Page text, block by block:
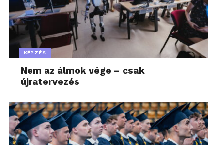
KÉPZÉS
Nem az álmok vége – csak
újratervezés